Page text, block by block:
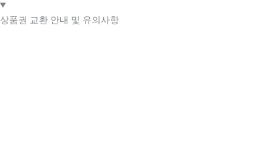
상품권 교환 안내 및 유의사항